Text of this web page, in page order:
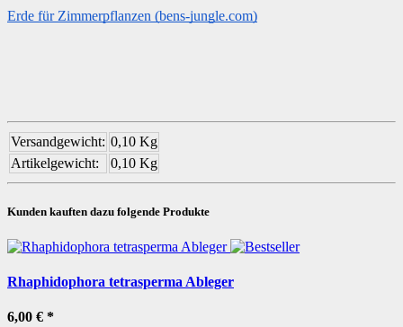
Erde für Zimmerpflanzen (bens-jungle.com)
Versandgewicht: 0,10 Kg
Artikelgewicht:
0,10 Kg
Kunden kauften dazu folgende Produkte
Rhaphidophora tetrasperma Ableger
6,00 € *